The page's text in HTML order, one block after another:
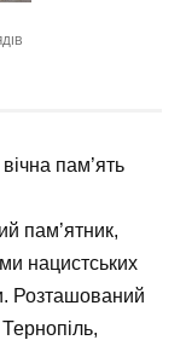
пам’ять
пам’ятник,
нацистських
Розташований